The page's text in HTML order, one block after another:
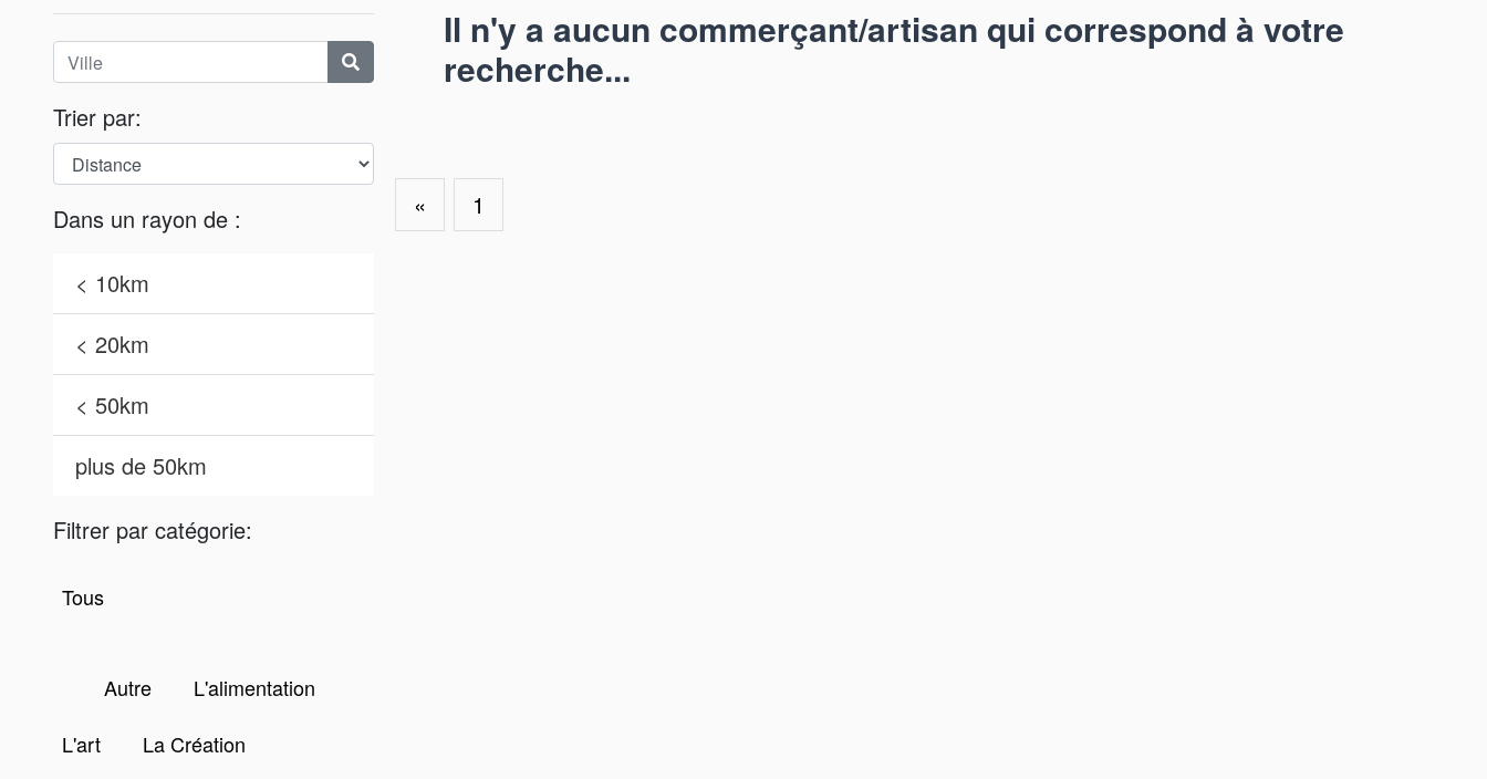
Trier par:
Dans un rayon de :
< 10km
< 20km
< 50km
plus de 50km
Filtrer par catégorie:
Tous
Autre
L'alimentation
L'art
La Création
Il n'y a aucun commerçant/artisan qui correspond à votre
recherche...
« 1